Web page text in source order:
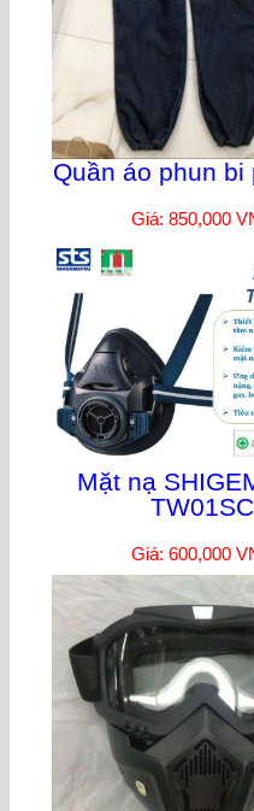
Quần áo phun bi
Giá: 850,000
Mặt nạ
TW01SC
Giá: 600,000